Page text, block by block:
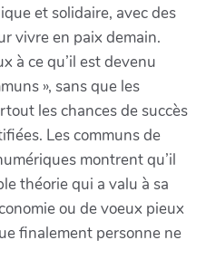
et solidaire, avec des
vivre en paix demain.
à ce qu’il est devenu
», sans que les
les chances de succès
Les communs de
montrent qu’il
théorie qui a valu à sa
ou de voeux pieux
finalement personne ne